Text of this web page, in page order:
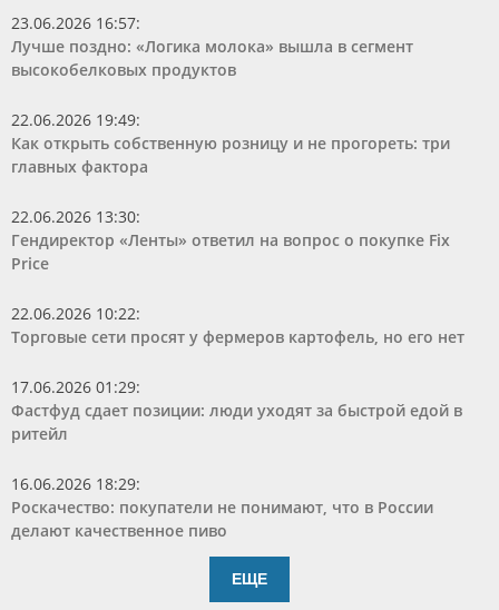
23.06.2026 16:57:
Лучше поздно: «Логика молока» вышла в сегмент
высокобелковых продуктов
22.06.2026 19:49:
Как открыть собственную розницу и не прогореть: три
главных фактора
22.06.2026 13:30:
Гендиректор «Ленты» ответил на вопрос о покупке Fix
Price
22.06.2026 10:22:
Торговые сети просят у фермеров картофель, но его нет
17.06.2026 01:29:
Фастфуд сдает позиции: люди уходят за быстрой едой в
ритейл
16.06.2026 18:29:
Роскачество: покупатели не понимают, что в России
делают качественное пиво
ЕЩЕ